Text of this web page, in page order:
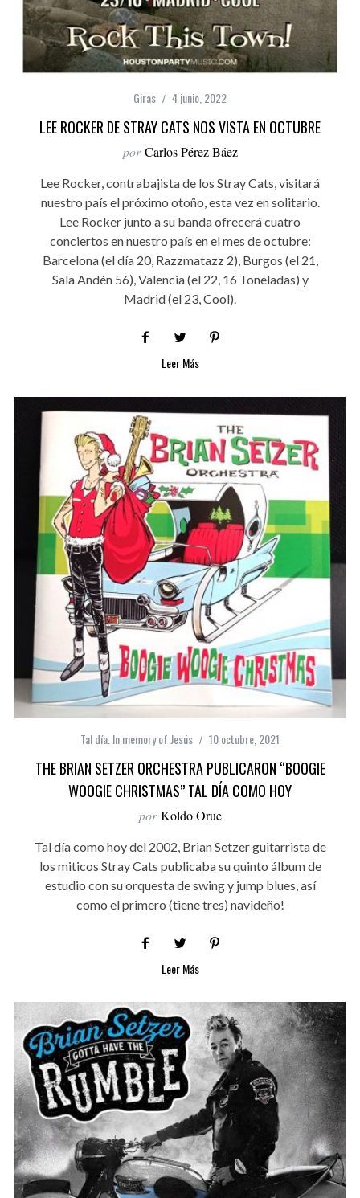
Giras 4 junio, 2022
LEE ROCKER DE STRAY CATS NOS VISTA EN OCTUBRE
por Carlos Pérez Báez
Lee Rocker, contrabajista de los Stray Cats, visitará
nuestro país el próximo otoño, esta vez en solitario.
Lee Rocker junto a su banda ofrecerá cuatro
conciertos en nuestro país en el mes de octubre:
Barcelona (el día 20, Razzmatazz 2), Burgos (el 21,
Sala Andén 56), Valencia (el 22, 16 Toneladas) y
Madrid (el 23, Cool).
Leer Más
Tal día. In memory of Jesús 10 octubre, 2021
THE BRIAN SETZER ORCHESTRA PUBLICARON “BOOGIE
WOOGIE CHRISTMAS” TAL DÍA COMO HOY
por Koldo Orue
Tal día como hoy del 2002, Brian Setzer guitarrista de
los miticos Stray Cats publicaba su quinto álbum de
estudio con su orquesta de swing y jump blues, así
como el primero (tiene tres) navideño!
Leer Más